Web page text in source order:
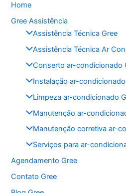
c
e
b
o
o
k
itt
er s
A
p
p
l
e
Home
Gree Assistência
Assistência Técnica Gree
Assistência Técnica Ar
Conserto ar-condicionado
Instalação ar-
Limpeza ar-condicionado
Manutenção ar-
Manutenção corretiva ar-
Serviços para ar-
Agendamento Gree
Contato Gree